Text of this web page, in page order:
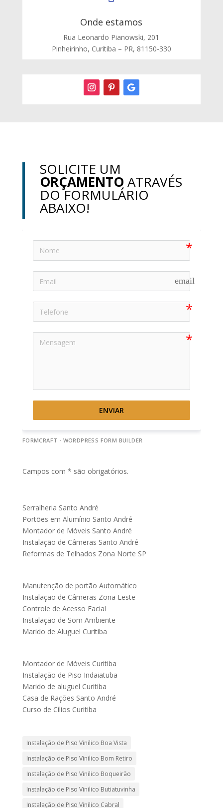
Onde estamos
Rua Leonardo Pianowski, 201
Pinheirinho, Curitiba – PR, 81150-330
SOLICITE UM
ORÇAMENTO ATRAVÉS
DO FORMULÁRIO
ABAIXO!
email
ENVIAR
FORMCRAFT - WORDPRESS FORM BUILDER
Campos com * são obrigatórios.
Serralheria Santo André
Portões em Alumínio Santo André
Montador de Móveis Santo André
Instalação de Câmeras Santo André
Reformas de Telhados Zona Norte SP
Manutenção de portão Automático
Instalação de Câmeras Zona Leste
Controle de Acesso Facial
Instalação de Som Ambiente
Marido de Aluguel Curitiba
Montador de Móveis Curitiba
Instalação de Piso Indaiatuba
Marido de aluguel Curitiba
Casa de Rações Santo André
Curso de Cílios Curitiba
Instalação de Piso Vinilico Boa Vista
Instalação de Piso Vinilico Bom Retiro
Instalação de Piso Vinilico Boqueirão
Instalação de Piso Vinilico Butiatuvinha
Instalação de Piso Vinilico Cabral